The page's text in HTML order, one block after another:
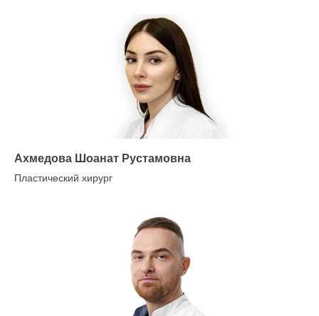
Ахмедова Шоанат Рустамовна
Пластический хирург